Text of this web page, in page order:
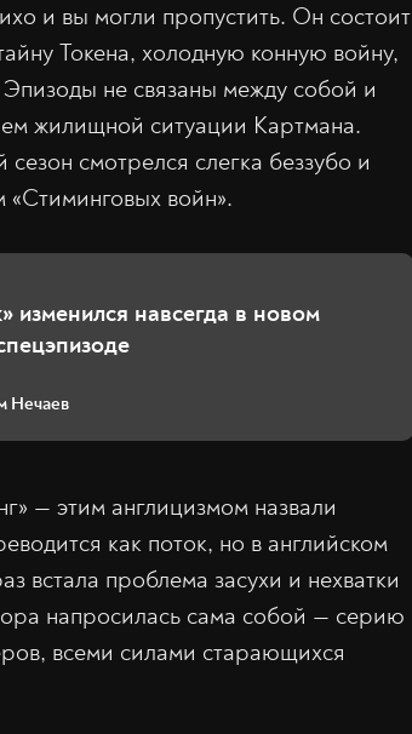
и вы могли пропустить. Он состоит
Токена, холодную конную войну,
не связаны между собой и
жилищной ситуации Картмана.
сезон смотрелся слегка беззубо и
«Стиминговых войн».
навсегда в новом
Нечаев
— этим англицизмом назвали
как поток, но в английском
встала проблема засухи и нехватки
напросилась сама собой — серию
всеми силами старающихся